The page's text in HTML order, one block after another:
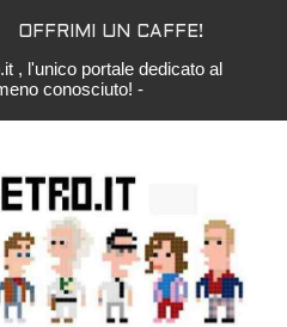
OFFRIMI UN CAFFE!
, l'unico portale dedicato al
conosciuto! -